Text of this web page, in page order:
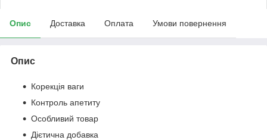
Опис Доставка Оплата Умови повернення
Опис
Корекція ваги
Контроль апетиту
Особливий товар
Дієтична добавка